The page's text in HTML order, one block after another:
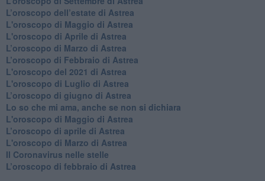
L’oroscopo dell’estate di Astrea
L'oroscopo di Maggio di Astrea
L'oroscopo di Aprile di Astrea
​L’oroscopo di Marzo di Astrea
​L’oroscopo di Febbraio di Astrea
L'oroscopo del 2021 di Astrea
L'oroscopo di Luglio di Astrea
​L’oroscopo di giugno di Astrea
​Lo so che mi ama, anche se non si dichiara
L'oroscopo di Maggio di Astrea
​L’oroscopo di aprile di Astrea
L'oroscopo di Marzo di Astrea
Il Coronavirus nelle stelle
​L’oroscopo di febbraio di Astrea